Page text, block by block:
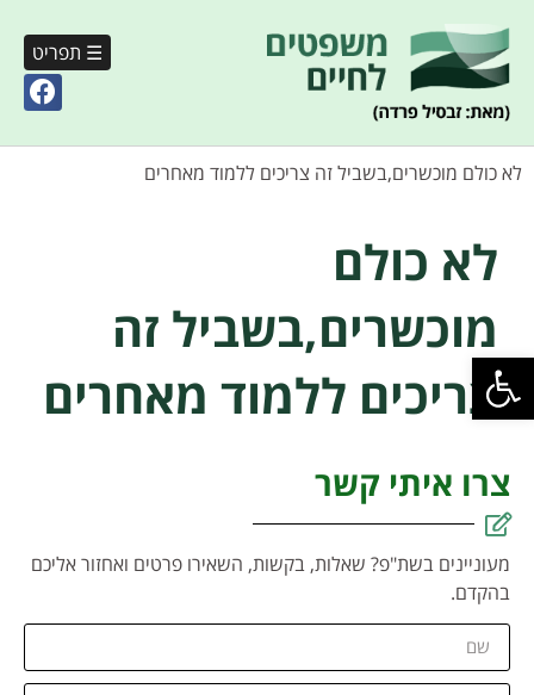
פתח סרגל נגישות
☰ תפריט
לא כולם מוכשרים,בשביל זה צריכים ללמוד מאחרים
לא כולם
מוכשרים,בשביל זה
צריכים ללמוד מאחרים
צרו איתי קשר
מעוניינים בשת"פ? שאלות, בקשות, השאירו פרטים ואחזור אליכם
בהקדם.